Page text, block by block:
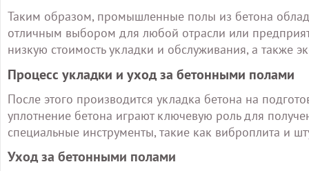
Таким образом, промышленные полы из бетона
отличным выбором для любой отрасли или
низкую стоимость укладки и обслуживания, а также
Процесс укладки и уход за бетонными полами
После этого производится укладка бетона на
уплотнение бетона играют ключевую роль для
специальные инструменты, такие как виброплита и
Уход за бетонными полами